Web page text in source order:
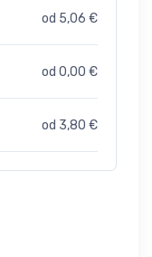
od 5,06 €
od 0,00 €
od 3,80 €